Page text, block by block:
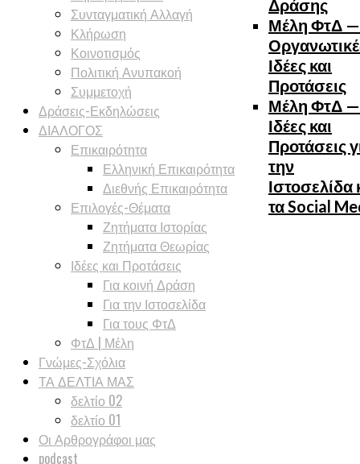
Δράσης
Μέλη ΦτΔ —
Ιδέες και
Προτάσεις
Μέλη ΦτΔ —
Ιδέες και
Προτάσεις
την
Ιστοσελίδα
τα Social
Συνταγματική Αλλαγή
Κλήρωση
Κοινοτισμός
Πολιτική Ανυπακοή
Συμμετοχή
Δράσεις-Εκδηλώσεις
ΔΙΑΛΟΓΟΣ
Επικαιρότητα
Ελληνική Επικαιρότητα
Διεθνής Επικαιρότητα
Επιλογές-Θέματα
Ζητήματα Ιστορίας
Ζητήματα Θεωρίας
Ιδέες και Προτάσεις
Για κοινή Δράση
Για την Ιστοσελίδα
Για τους ΦτΔ
ΦτΔ | Μέλη
Γνώμες-Σχόλια
ΤΑ ΔΕΛΤΙΑ ΜΑΣ
δελτίο 02
δελτίο 01
Οι Αρθρογράφοι μας
podcast